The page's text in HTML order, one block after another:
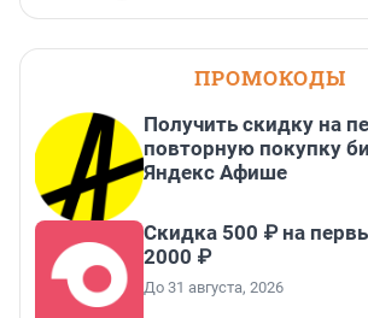
ПРОМОКОДЫ
Получить скидку на
повторную покупку
Яндекс Афише
Скидка 500 ₽ на
2000 ₽
До 31 августа, 2026